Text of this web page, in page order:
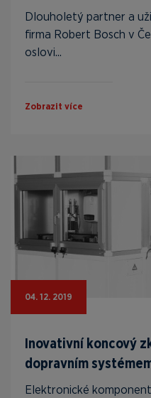
Dlouholetý partner a
firma Robert Bosch v
oslovi...
Zobrazit více
04. 12. 2019
Inovativní koncový
dopravním
Elektronické